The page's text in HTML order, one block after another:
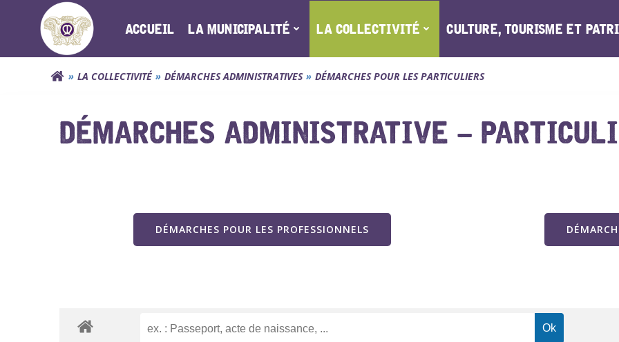
contenu
ACCUEIL LA MUNICIPALITÉ LA COLLECTIVITÉ CULTURE, TOURISME ET
LA COLLECTIVITÉ DÉMARCHES ADMINISTRATIVES DÉMARCHES POUR LES PARTICULIERS
DÉMARCHES ADMINISTRATIVE –
DÉMARCHES POUR LES PROFESSIONNELS